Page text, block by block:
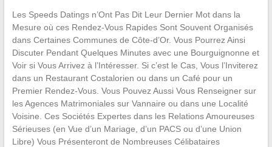
Les Speeds Datings n’Ont Pas Dit Leur Dernier Mot dans la
Mesure où ces Rendez-Vous Rapides Sont Souvent Organisés
dans Certaines Communes de Côte-d’Or. Vous Pourrez Ainsi
Discuter Pendant Quelques Minutes avec une Bourguignonne et
Voir si Vous Arrivez à l’Intéresser. Si c’est le Cas, Vous l’Inviterez
dans un Restaurant Costalorien ou dans un Café pour un
Premier Rendez-Vous. Vous Pouvez Aussi Vous Renseigner sur
les Agences Matrimoniales sur Vannaire ou dans une Localité
Voisine. Ces Sociétés Expertes dans les Relations Amoureuses
Sérieuses (en Vue d’un Mariage, d’un PACS ou d’une Union
Libre) Vous Présenteront de Nombreuses Célibataires